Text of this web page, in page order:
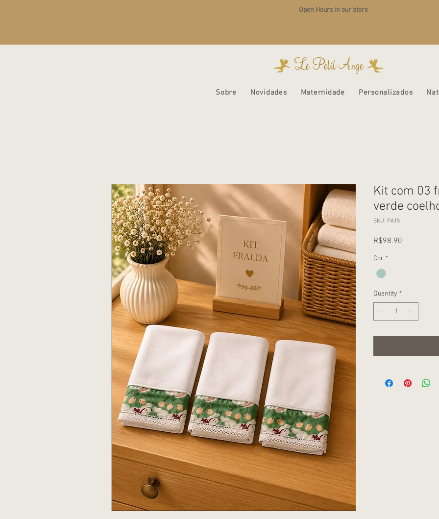
Open Hours in our store
Le Petit Ange
Sobre Novidades Maternidade Personalizados
Kit com 03
verde
SKU: PA15
R$98.90
Cor *
Quantity *